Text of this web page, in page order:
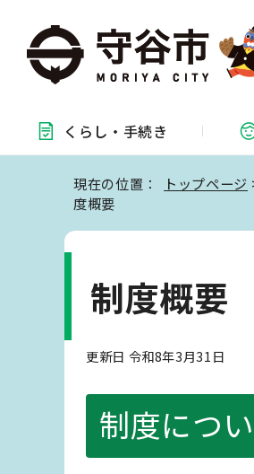
くらし・ 手続き
現在の位置： トップページ
度概要
制度概要
更新日 令和8年3月31日
制度につ